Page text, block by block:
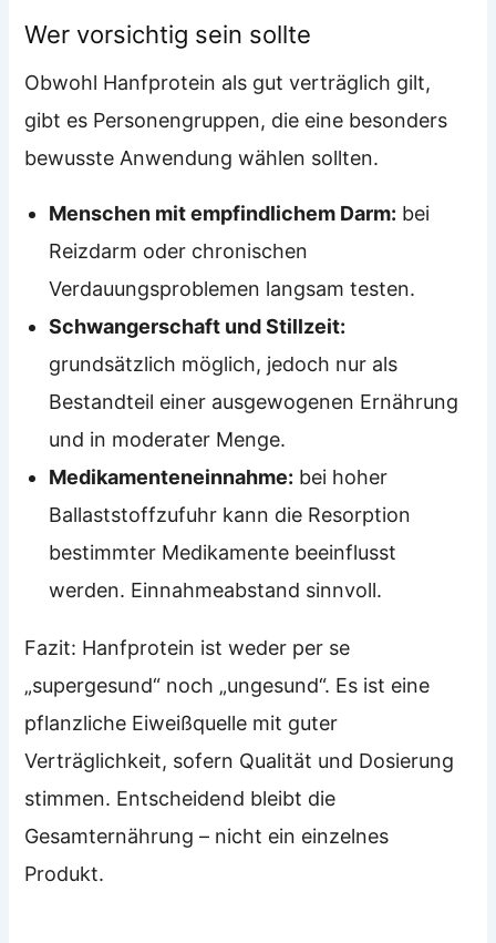
Wer vorsichtig sein sollte
Obwohl Hanfprotein als gut verträglich gilt,
gibt es Personengruppen, die eine besonders
bewusste Anwendung wählen sollten.
Menschen mit empfindlichem Darm: bei
Reizdarm oder chronischen
Verdauungsproblemen langsam testen.
Schwangerschaft und Stillzeit:
grundsätzlich möglich, jedoch nur als
Bestandteil einer ausgewogenen Ernährung
und in moderater Menge.
Medikamenteneinnahme: bei hoher
Ballaststoffzufuhr kann die Resorption
bestimmter Medikamente beeinflusst
werden. Einnahmeabstand sinnvoll.
Fazit: Hanfprotein ist weder per se
„supergesund“ noch „ungesund“. Es ist eine
pflanzliche Eiweißquelle mit guter
Verträglichkeit, sofern Qualität und Dosierung
stimmen. Entscheidend bleibt die
Gesamternährung – nicht ein einzelnes
Produkt.